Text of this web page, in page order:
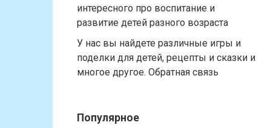
интересного про воспитание и
развитие детей разного возраста
У нас вы найдете различные игры и
поделки для детей, рецепты и сказки и
многое другое. Обратная связь
Популярное